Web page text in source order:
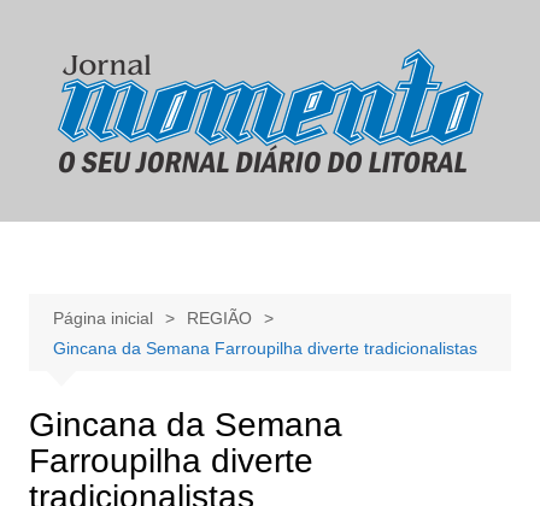
conteúdo
Página inicial
REGIÃO
Gincana da Semana Farroupilha diverte tradicionalistas
Gincana da Semana
Farroupilha diverte
tradicionalistas